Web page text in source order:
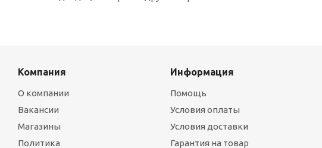
Компания
О компании
Вакансии
Магазины
Политика
Информация
Помощь
Условия оплаты
Условия доставки
Гарантия на товар